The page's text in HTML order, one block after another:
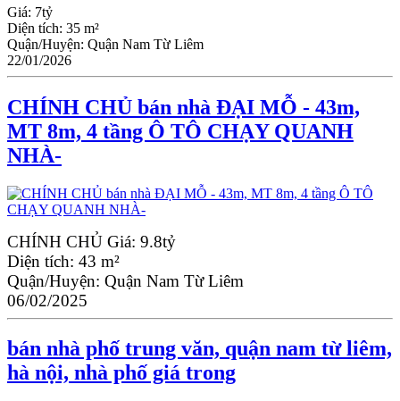
Giá: 7tỷ
Diện tích: 35 m²
Quận/Huyện: Quận Nam Từ Liêm
22/01/2026
CHÍNH CHỦ bán nhà ĐẠI MỖ - 43m,
MT 8m, 4 tầng Ô TÔ CHẠY QUANH
NHÀ-
CHÍNH CHỦ Giá: 9.8tỷ
Diện tích: 43 m²
Quận/Huyện: Quận Nam Từ Liêm
06/02/2025
bán nhà phố trung văn, quận nam từ liêm,
hà nội, nhà phố giá trong